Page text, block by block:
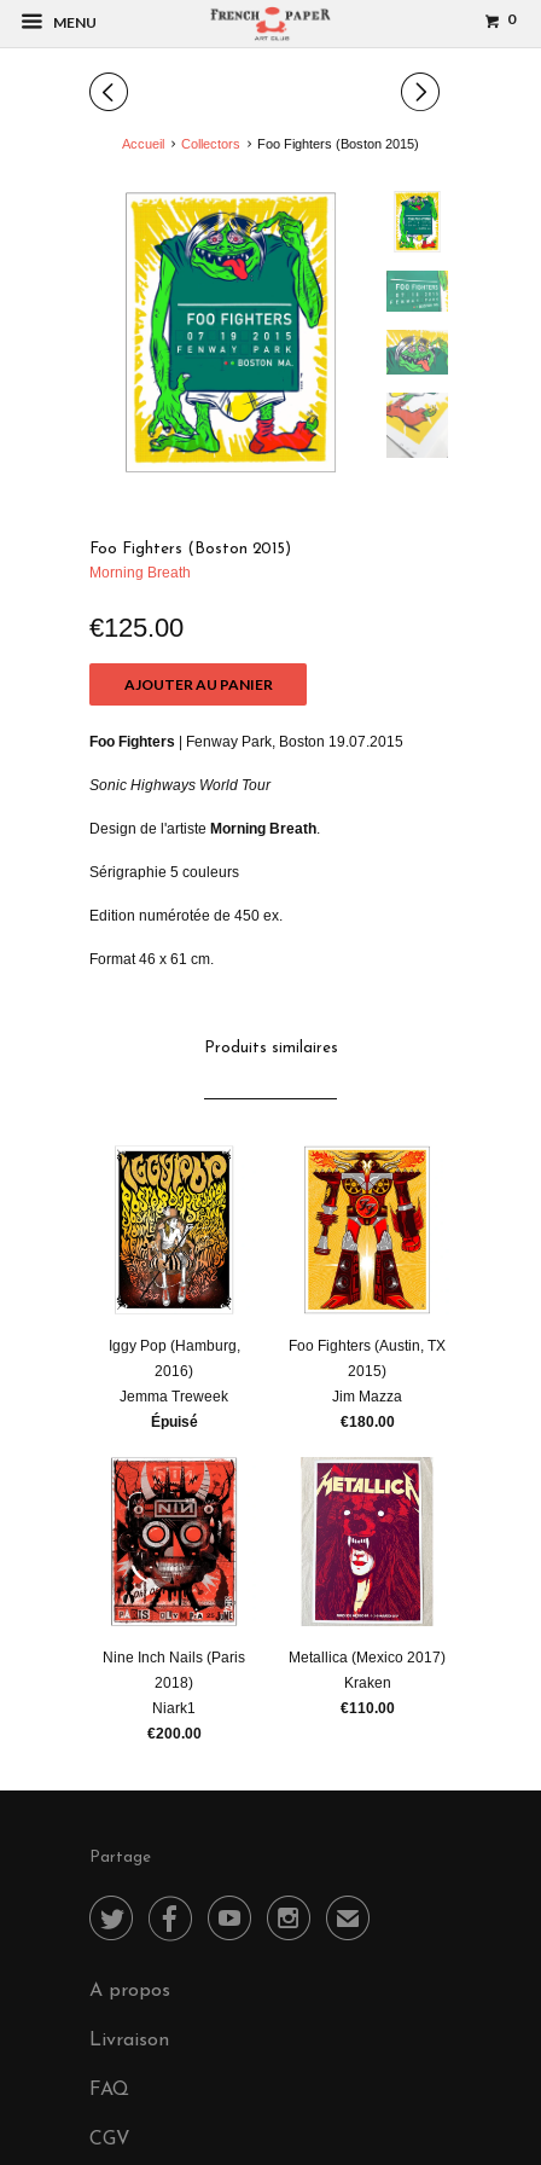
MENU 0
◅ ▻
Accueil Collectors Foo Fighters (Boston 2015)
Foo Fighters (Boston 2015)
Morning Breath
€125.00
AJOUTER AU PANIER
Foo Fighters | Fenway Park, Boston 19.07.2015
Sonic Highways World Tour
Design de l'artiste Morning Breath
Sérigraphie 5 couleurs
Edition numérotée de 450 ex.
Format 46 x 61 cm.
Produits similaires
Iggy Pop (Hamburg,
2016)
Jemma Treweek
Épuisé
Foo Fighters (Austin, TX
2015)
Jim Mazza
€180.00
Nine Inch Nails (Paris
2018)
Niark1
€200.00
Metallica (Mexico 2017)
Kraken
€110.00
Partage
    ✉
A propos
Livraison
FAQ
CGV